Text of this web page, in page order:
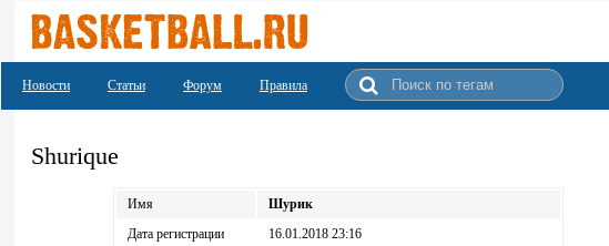
Новости Статьи Форум Правила
Shurique
Имя
Шурик
Дата регистрации
16.01.2018 23:16